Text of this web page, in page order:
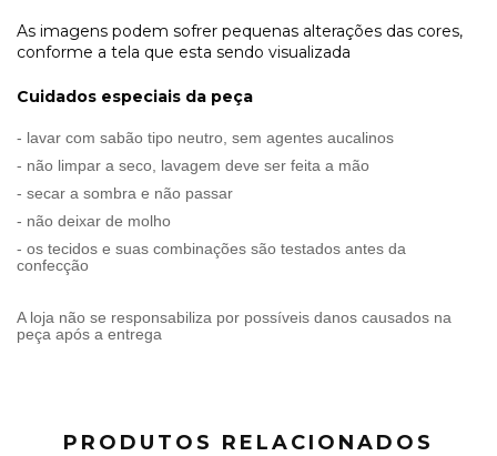
As imagens podem sofrer pequenas alterações das cores,
conforme a tela que esta sendo visualizada
Cuidados especiais da peça
- lavar com sabão tipo neutro, sem agentes aucalinos
- não limpar a seco, lavagem deve ser feita a mão
- secar a sombra e não passar
- não deixar de molho
- os tecidos e suas combinações são testados antes da
confecção
A loja não se responsabiliza por possíveis danos causados na
peça após a entrega
PRODUTOS RELACIONADOS